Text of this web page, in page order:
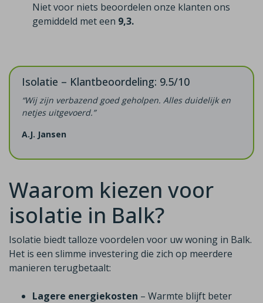
Niet voor niets beoordelen onze klanten ons
gemiddeld met een 9,3.
Isolatie – Klantbeoordeling: 9.5/10
“Wij zijn verbazend goed geholpen. Alles duidelijk en
netjes uitgevoerd.”
A.J. Jansen
Waarom kiezen voor
isolatie in Balk?
Isolatie biedt talloze voordelen voor uw woning in Balk.
Het is een slimme investering die zich op meerdere
manieren terugbetaalt:
Lagere energiekosten – Warmte blijft beter